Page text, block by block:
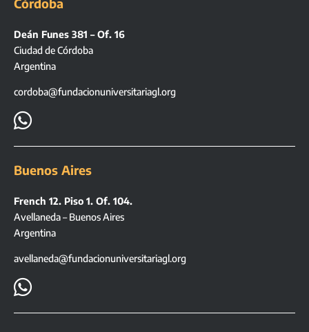
Córdoba
Deán Funes 381 – Of. 16
Ciudad de Córdoba
Argentina
cordoba@fundacionuniversitariagl.org

Buenos Aires
French 12. Piso 1. Of. 104.
Avellaneda – Buenos Aires
Argentina
avellaneda@fundacionuniversitariagl.org
